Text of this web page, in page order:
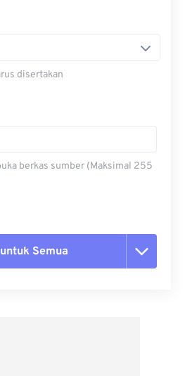
disertakan
berkas sumber (Maksimal 255
Semua